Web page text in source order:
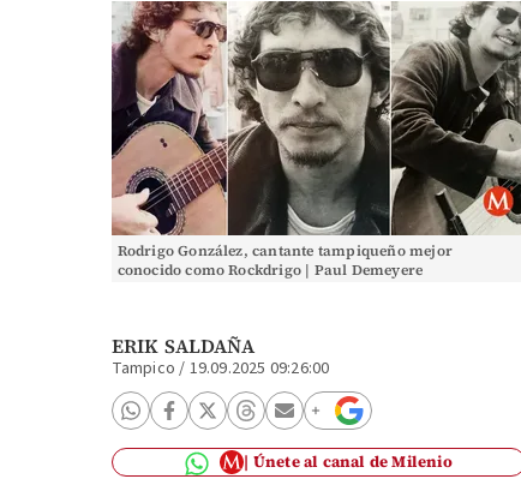
Rodrigo González, cantante tampiqueño mejor
conocido como Rockdrigo | Paul Demeyere
ERIK SALDAÑA
Tampico / 19.09.2025 09:26:00
Únete al canal de Milenio